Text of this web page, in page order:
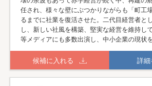
任され、様々な壁にぶつかりながらも「町工
るまでに社業を復活させた。二代目経営者と
し、新しい社風を構築、堅実な経営を維持し
等メディアにも多数出演し、中小企業の現状
候補に入れる 詳細